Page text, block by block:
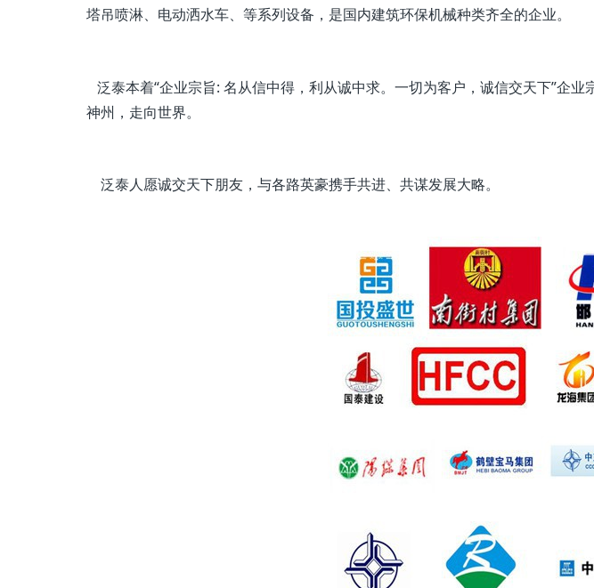
塔吊喷淋、电动洒水车、等系列设备，是国内建筑环保机械种类齐全的企业。
泛泰本着“企业宗旨: 名从信中得，利从诚中求。一切为客户，诚信交天下”企
神州，走向世界。
泛泰人愿诚交天下朋友，与各路英豪携手共进、共谋发展大略。